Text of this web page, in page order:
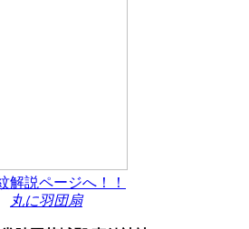
丸に羽団扇